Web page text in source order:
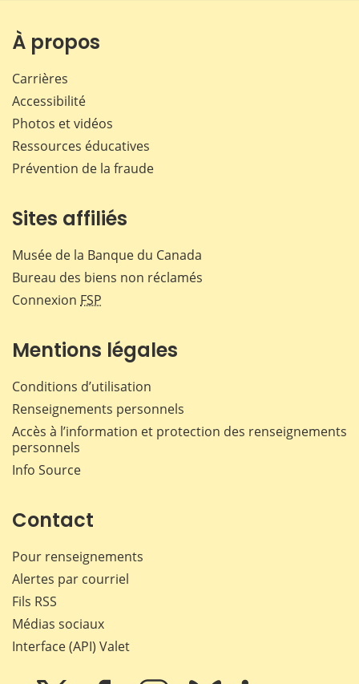
À propos
Carrières
Accessibilité
Photos et vidéos
Ressources éducatives
Prévention de la fraude
Sites affiliés
Musée de la Banque du Canada
Bureau des biens non réclamés
Connexion FSP
Mentions légales
Conditions d’utilisation
Renseignements personnels
Accès à l’information et protection des renseignements
personnels
Info Source
Contact
Pour renseignements
Alertes par courriel
Fils RSS
Médias sociaux
Interface (API) Valet